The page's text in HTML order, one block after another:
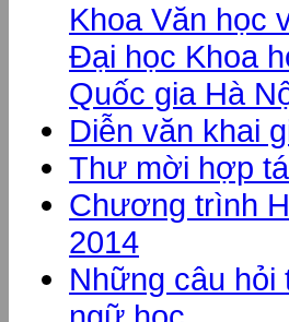
Khoa Văn học
Đại học Khoa
Quốc gia Hà
Diễn văn khai
Thư mời hợp
Chương trình
2014
Những câu hỏi